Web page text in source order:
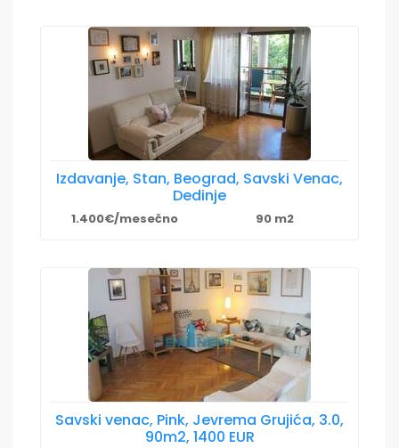
Izdavanje, Stan, Beograd, Savski Venac,
Dedinje
1.400€/mesečno 90 m2
Savski venac, Pink, Jevrema Grujića, 3.0,
90m2, 1400 EUR